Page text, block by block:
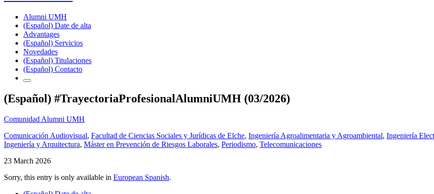
Alumni UMH
(Español) Date de alta
Advantages
(Español) Servicios
Novedades
(Español) Titulaciones
(Español) Contacto
(Español) #TrayectoriaProfesionalAlumniUMH (03/2026)
Comunidad Alumni UMH
Comunicación Audiovisual, Facultad de Ciencias Sociales y Jurídicas de Elche, Ingeniería Agroalimentaria y Agroambiental, Ingeniería
Ingeniería y Arquitectura, Máster en Prevención de Riesgos Laborales, Periodismo, Telecomunicaciones
23 March 2026
Sorry, this entry is only available in European Spanish.